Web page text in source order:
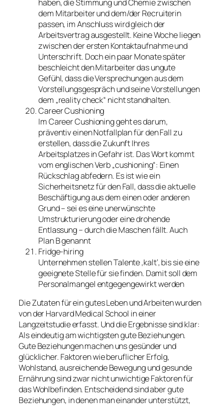
haben, die Stimmung und Chemie zwischen
dem Mitarbeiter und dem/der Recruiterin
passen, im Anschluss wird gleich der
Arbeitsvertrag ausgestellt. Keine Woche liegen
zwischen der ersten Kontaktaufnahme und
Unterschrift. Doch ein paar Monate später
beschleicht den Mitarbeiter das ungute
Gefühl, dass die Versprechungen aus dem
Vorstellungsgespräch und seine Vorstellungen
dem „reality check“ nicht standhalten.
Career Cushioning
Im Career Cushioning geht es darum,
präventiv einen Notfallplan für den Fall zu
erstellen, dass die Zukunft Ihres
Arbeitsplatzes in Gefahr ist. Das Wort kommt
vom englischen Verb „cushioning“: Einen
Rückschlag abfedern. Es ist wie ein
Sicherheitsnetz für den Fall, dass die aktuelle
Beschäftigung aus dem einen oder anderen
Grund – sei es eine unerwünschte
Umstrukturierung oder eine drohende
Entlassung – durch die Maschen fällt. Auch
Plan B genannt
Fridge-hiring
Unternehmen stellen Talente ‚kalt‘, bis sie eine
geeignete Stelle für sie finden. Damit soll dem
Personalmangel entgegengewirkt werden
Die Zutaten für ein gutes Leben und Arbeiten wurden
von der Harvard Medical School in einer
Langzeitstudie erfasst. Und die Ergebnisse sind klar:
Als eindeutig am wichtigsten gute Beziehungen.
Gute Beziehungen machen uns gesünder und
glücklicher. Faktoren wie beruflicher Erfolg,
Wohlstand, ausreichende Bewegung und gesunde
Ernährung sind zwar nicht unwichtige Faktoren für
das Wohlbefinden. Entscheidend sind aber gute
Beziehungen, in denen man einander unterstützt,